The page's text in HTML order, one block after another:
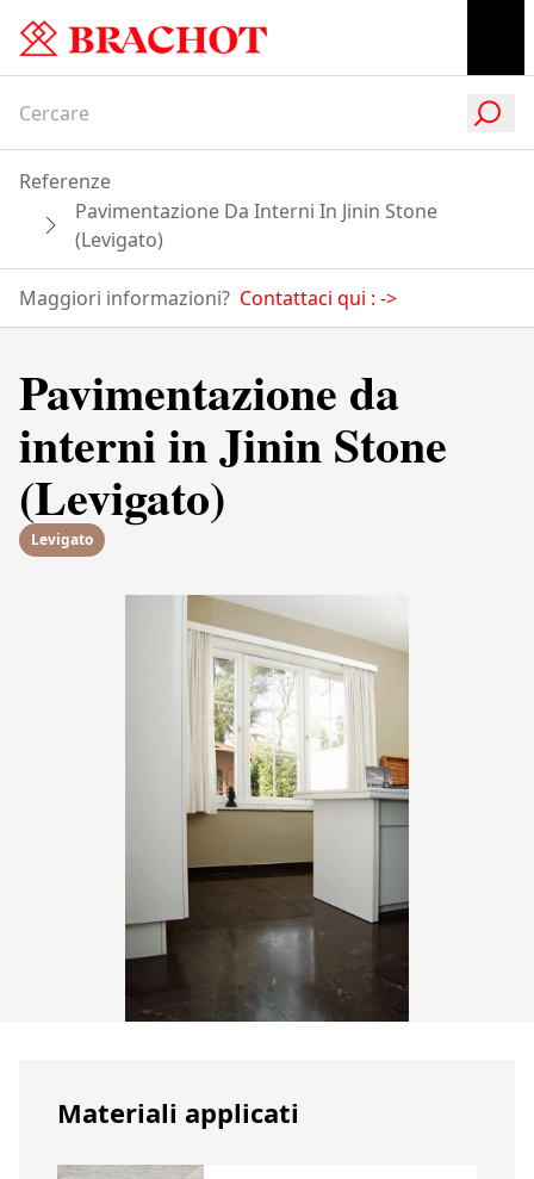
Referenze
Pavimentazione Da Interni In Jinin Stone
(Levigato)
Maggiori informazioni? Contattaci qui : ->
Pavimentazione da
interni in Jinin Stone
(Levigato)
Levigato
Materiali applicati